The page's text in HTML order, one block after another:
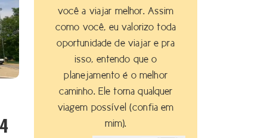
você a viajar melhor. Assim
como você, eu valorizo toda
oportunidade de viajar e pra
isso, entendo que o
planejamento é o melhor
caminho. Ele torna qualquer
viagem possível (confia em
mim).